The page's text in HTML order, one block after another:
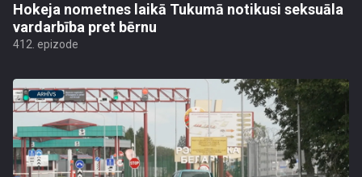
Hokeja nometnes laikā Tukumā notikusi seksuāla
vardarbība pret bērnu
412. epizode